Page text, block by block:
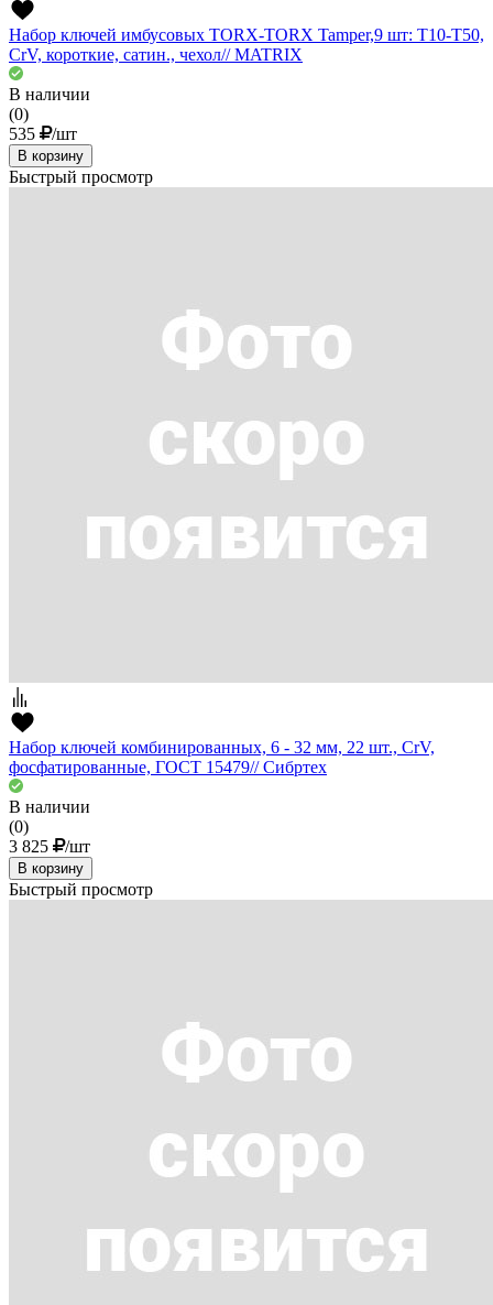
Набор ключей имбусовых TORX-TORX Tamper,9 шт: T10-T50,
CrV, короткие, сатин., чехол// MATRIX
В наличии
(0)
535
/шт
В корзину
Быстрый просмотр
Набор ключей комбинированных, 6 - 32 мм, 22 шт., CrV,
фосфатированные, ГОСТ 15479// Сибртех
В наличии
(0)
3 825
/шт
В корзину
Быстрый просмотр